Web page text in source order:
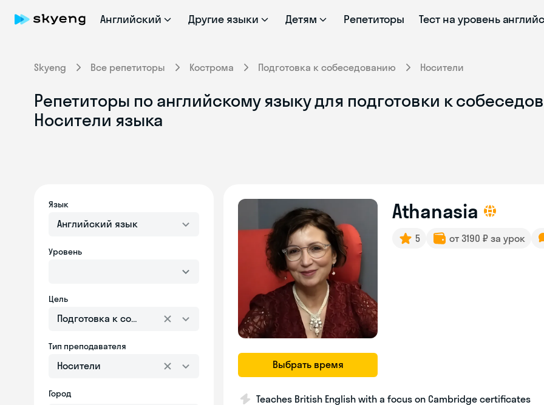
Английский Другие языки Детям Репетиторы Тест на уровень
Skyeng Все репетиторы Кострома Подготовка к собеседованию Носители
Репетиторы по английскому языку для подготовки к
Носители языка
Язык
Английский язык
Уровень
Цель
Подготовка к собеседованию
Тип преподавателя
Носители
Город
Выбрать время
Athanasia
5 от 3190 ₽ за урок
Teaches British English with a focus on Cambridge certificates